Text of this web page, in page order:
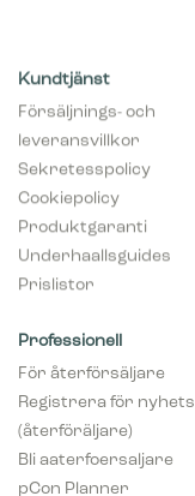
Kundtjänst
Försäljnings- och
leveransvillkor
Sekretesspolicy
Cookiepolicy
Produktgaranti
Underhaallsguides
Prislistor
Professionell
För återförsäljare
Registrera för
(återföräljare)
Bli aaterfoersaljare
pCon Planner